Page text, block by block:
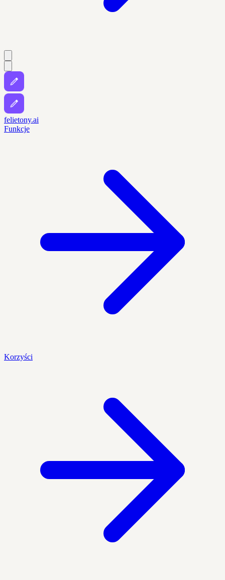
felietony.ai
Funkcje
Korzyści